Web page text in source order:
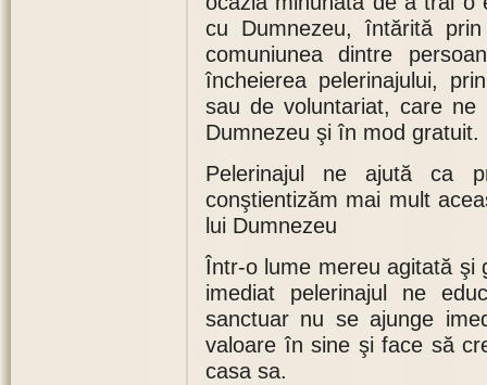
cu Dumnezeu, întărită
comuniunea dintre
încheierea pelerinajului,
sau de voluntariat, care
Dumnezeu şi în mod gratuit.
Pelerinajul ne ajută ca
conştientizăm mai mult
lui Dumnezeu
Într-o lume mereu agitată
imediat pelerinajul ne
sanctuar nu se ajunge
valoare în sine şi face să
casa sa.